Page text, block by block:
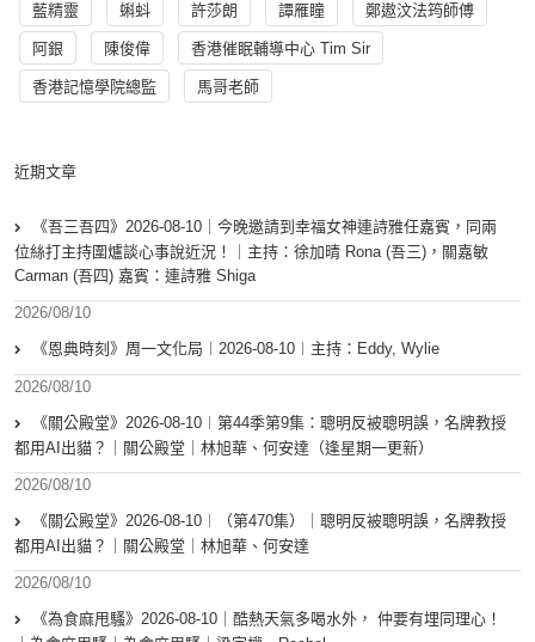
藍精靈 蝌蚪 許莎朗 譚雁瞳 鄭遨汶法筠師傅
阿銀 陳俊偉 香港催眠輔導中心 Tim Sir
香港記憶學院總監 馬哥老師
近期文章
《吾三吾四》2026-08-10｜今晚邀請到幸福女神連詩雅任嘉賓，同兩
位絲打主持圍爐談心事說近況！｜主持：徐加晴 Rona (吾三)，關嘉敏
Carman (吾四) 嘉賓：連詩雅 Shiga
2026/08/10
《恩典時刻》周一文化局︱2026-08-10︱主持：Eddy, Wylie
2026/08/10
《關公殿堂》2026-08-10︱第44季第9集：聰明反被聰明誤，名牌教授
都用AI出貓？｜關公殿堂｜林旭華、何安達（逢星期一更新）
2026/08/10
《關公殿堂》2026-08-10︱（第470集）｜聰明反被聰明誤，名牌教授
都用AI出貓？｜關公殿堂｜林旭華、何安達
2026/08/10
《為食麻甩騷》2026-08-10｜酷熱天氣多喝水外， 仲要有埋同理心！